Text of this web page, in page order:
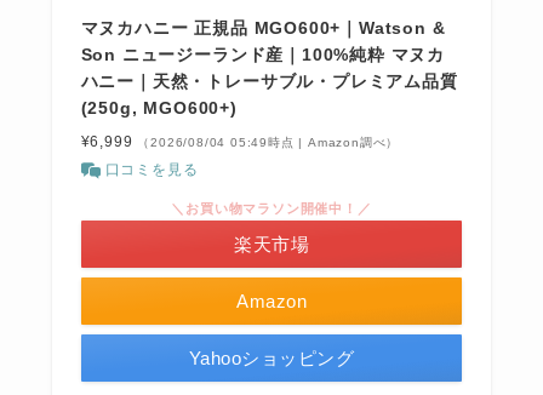
マヌカハニー 正規品 MGO600+｜Watson &
Son ニュージーランド産｜100%純粋 マヌカ
ハニー｜天然・トレーサブル・プレミアム品質
(250g, MGO600+)
¥6,999 （2026/08/04 05:49時点 | Amazon調べ）
口コミを見る
Amazon
＼お買い物マラソン開催中！／
楽天市場
Yahooショッピング